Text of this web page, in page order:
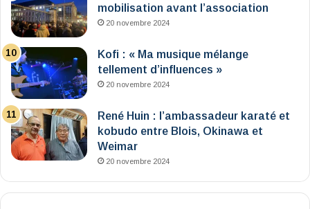
mobilisation avant l’association
20 novembre 2024
Kofi : « Ma musique mélange
tellement d’influences »
20 novembre 2024
René Huin : l’ambassadeur karaté et
kobudo entre Blois, Okinawa et
Weimar
20 novembre 2024